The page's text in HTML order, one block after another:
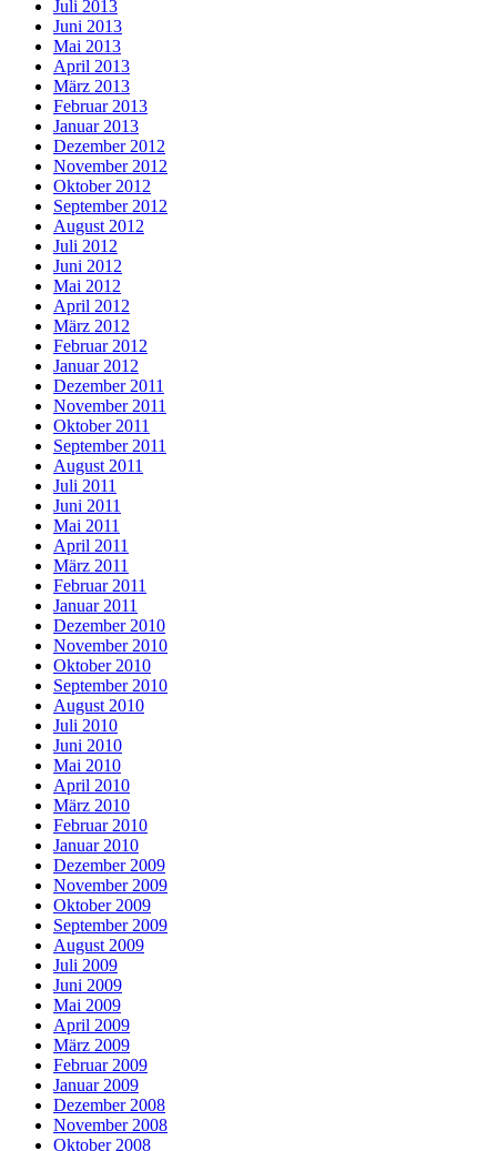
Juli 2013
Juni 2013
Mai 2013
April 2013
März 2013
Februar 2013
Januar 2013
Dezember 2012
November 2012
Oktober 2012
September 2012
August 2012
Juli 2012
Juni 2012
Mai 2012
April 2012
März 2012
Februar 2012
Januar 2012
Dezember 2011
November 2011
Oktober 2011
September 2011
August 2011
Juli 2011
Juni 2011
Mai 2011
April 2011
März 2011
Februar 2011
Januar 2011
Dezember 2010
November 2010
Oktober 2010
September 2010
August 2010
Juli 2010
Juni 2010
Mai 2010
April 2010
März 2010
Februar 2010
Januar 2010
Dezember 2009
November 2009
Oktober 2009
September 2009
August 2009
Juli 2009
Juni 2009
Mai 2009
April 2009
März 2009
Februar 2009
Januar 2009
Dezember 2008
November 2008
Oktober 2008